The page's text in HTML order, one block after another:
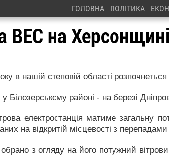
ГОЛОВНА ПОЛІТИКА
на
в нашій степовій області розпочнеться
Білозерському районі - на березі
електростанція матиме загальну
на відкритій місцевості з
з огляду на його потужний